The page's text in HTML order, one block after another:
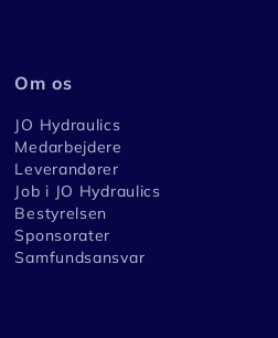
Om os
JO Hydraulics
Medarbejdere
Leverandører
Job i JO Hydraulics
Bestyrelsen
Sponsorater
Samfundsansvar